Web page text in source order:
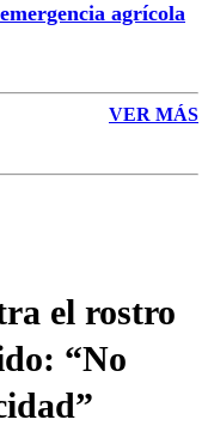
agrícola
VER MÁS
el rostro
“No